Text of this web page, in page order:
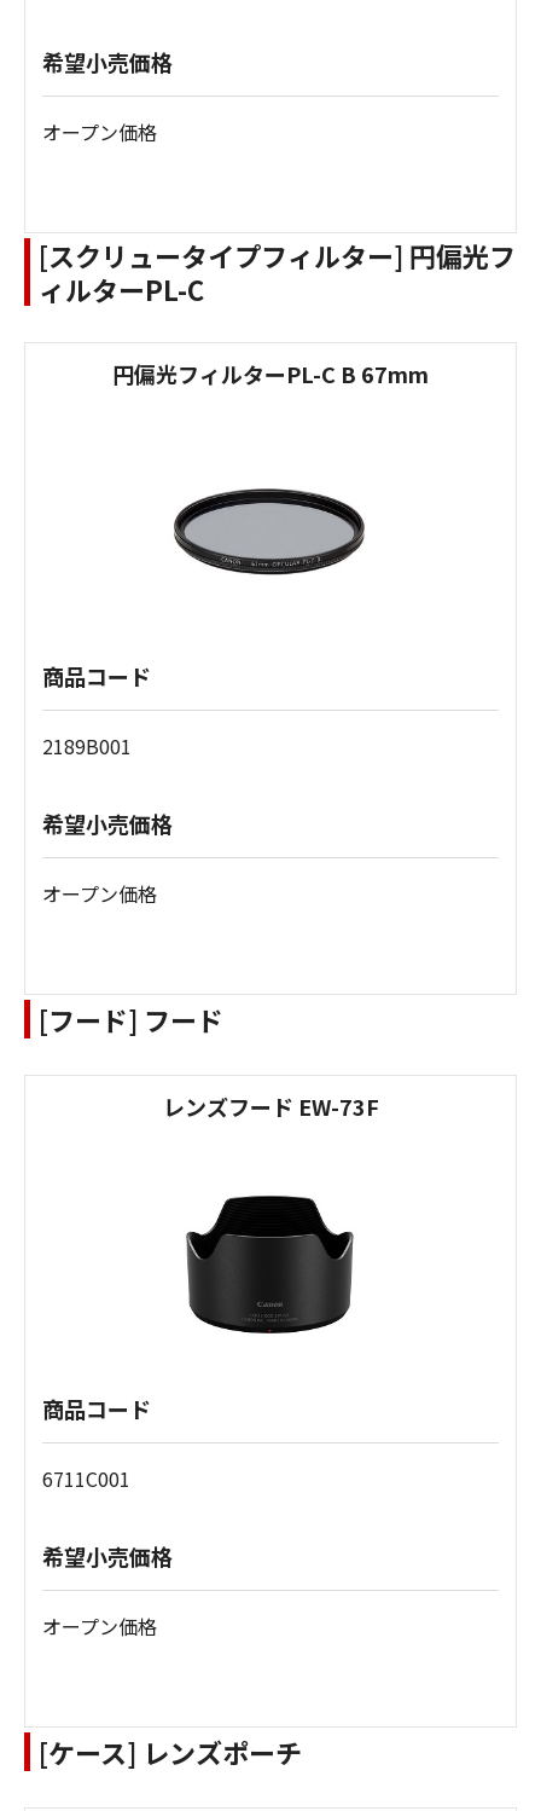
希望小売価格
オープン価格
[スクリュータイプフィルター] 円偏光フ
ィルターPL-C
円偏光フィルターPL-C B 67mm
商品コード
2189B001
希望小売価格
オープン価格
[フード] フード
レンズフード EW-73F
商品コード
6711C001
希望小売価格
オープン価格
[ケース] レンズポーチ